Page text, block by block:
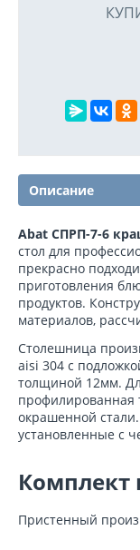
Описание
Abat СПРП-7-6
стол для
прекрасно
приготовления
продуктов.
материалов,
Столешница
aisi 304 с
толщиной 12мм.
профилированная
окрашенной
установленные с
Комплект
Пристенный